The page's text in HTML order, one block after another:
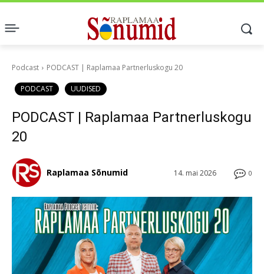
Podcast PODCAST | Raplamaa Partnerluskogu 20
PODCAST UUDISED
PODCAST | Raplamaa Partnerluskogu
20
0
14. mai 2026
Raplamaa Sõnumid